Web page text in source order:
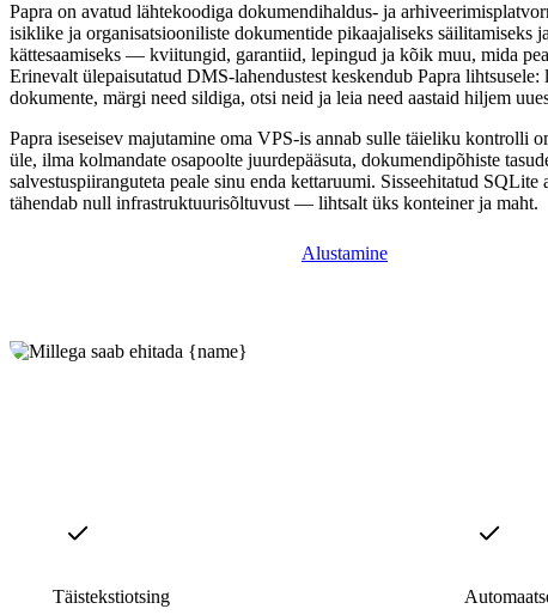
Papra on avatud lähtekoodiga dokumendihaldus- ja
isiklike ja organisatsiooniliste dokumentide pikaajaliseks säilitamiseks
kättesaamiseks — kviitungid, garantiid, lepingud ja kõik muu, mida
Erinevalt ülepaisutatud DMS-lahendustest keskendub Papra lihtsusele:
dokumente, märgi need sildiga, otsi neid ja leia need aastaid hiljem
Papra iseseisev majutamine oma VPS-is annab sulle täieliku kontrolli
üle, ilma kolmandate osapoolte juurdepääsuta, dokumendipõhiste
salvestuspiiranguteta peale sinu enda kettaruumi. Sisseehitatud SQLite
tähendab null infrastruktuurisõltuvust — lihtsalt üks konteiner ja maht.
Alustamine
Täistekstiotsing